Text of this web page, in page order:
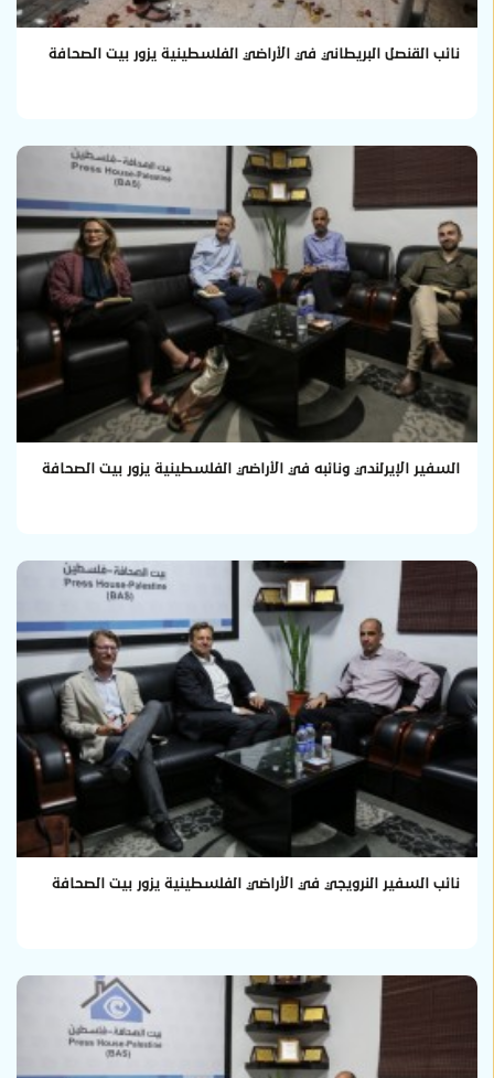
نائب القنصل البريطاني في الأراضي الفلسطينية يزور بيت الصحافة
السفير الإيرلندي ونائبه في الأراضي الفلسطينية يزور بيت الصحافة
نائب السفير النرويجي في الأراضي الفلسطينية يزور بيت الصحافة